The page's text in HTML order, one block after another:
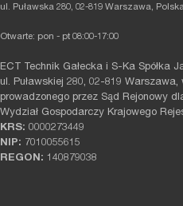
ul. Puławska 280, 02-819 Warszawa,
Otwarte: pon - pt 08:00-17:00
ECT Technik Gałecka i S-Ka Spółka
ul. Puławskiej 280, 02-819
prowadzonego przez Sąd Rejonowy
Wydział Gospodarczy Krajowego
KRS: 0000273449
NIP: 7010055615
REGON: 140879038